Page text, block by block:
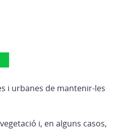
i urbanes de mantenir-les
i, en alguns casos,